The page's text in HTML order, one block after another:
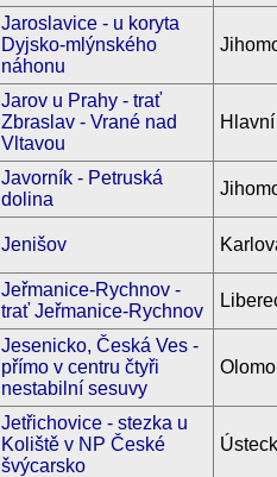
Jaroslavice - u koryta
Dyjsko-mlýnského
náhonu
Jarov u Prahy - trať
Zbraslav - Vrané nad
Vltavou
Javorník - Petruská
dolina
Jenišov
Jeřmanice-Rychnov -
trať Jeřmanice-Rychnov
Jesenicko, Česká Ves -
přímo v centru čtyři
nestabilní sesuvy
Jetřichovice - stezka u
Koliště v NP České
švýcarsko